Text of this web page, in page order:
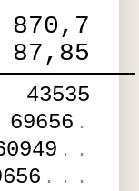
870,7
87,85
43535
69656 .
.
.
.
.
.